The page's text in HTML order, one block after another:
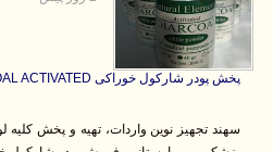
پخش پودر شارکول خوراکی CHARCOAL ACTIVATED
سهند تجهیز نوین واردات، تهیه و پخش کلیه
پزشکی و بیمارستانی. فروش پودر شارکول